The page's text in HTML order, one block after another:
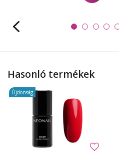
Hasonló termékek
Újdonság